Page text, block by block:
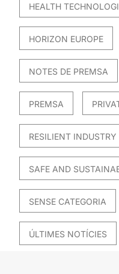
HEALTH
HORIZON EUROPE
NOTES DE PREMSA
PREMSA
RESILIENT INDUSTRY
SAFE AND
SENSE CATEGORIA
ÚLTIMES NOTÍCIES